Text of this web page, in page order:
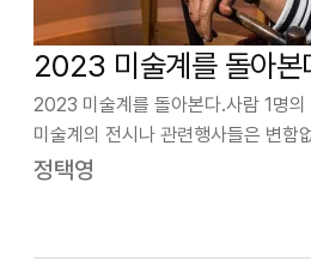
2023 미술계를 돌아본
2023 미술계를 돌아본다.사람 1명의
미술계의 전시나 관련행사들은 변함
풍년을 이룬 것이 풍작이었다고 단언
정택영